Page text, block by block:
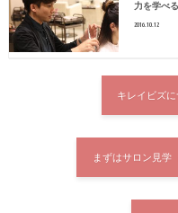
力を学べ
2016.10.12
キレイビズ
まずはサロン見学